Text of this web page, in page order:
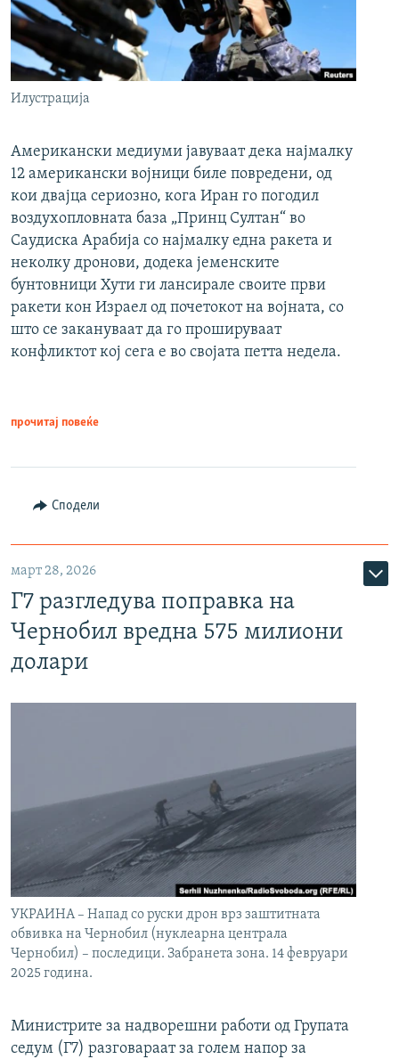
Илустрација
Американски медиуми јавуваат дека најмалку
12 американски војници биле повредени, од
кои двајца сериозно, кога Иран го погодил
воздухопловната база „Принц Султан“ во
Саудиска Арабија со најмалку една ракета и
неколку дронови, додека јеменските
бунтовници Хути ги лансирале своите први
ракети кон Израел од почетокот на војната, со
што се закануваат да го прошируваат
конфликтот кој сега е во својата петта недела.
прочитај повеќе
Сподели
март 28, 2026
Г7 разгледува поправка на
Чернобил вредна 575 милиони
долари
УКРАИНА – Напад со руски дрон врз заштитната
обвивка на Чернобил (нуклеарна централа
Чернобил) – последици. Забранета зона. 14 февруари
2025 година.
Министрите за надворешни работи од Групата
седум (Г7) разговараат за голем напор за